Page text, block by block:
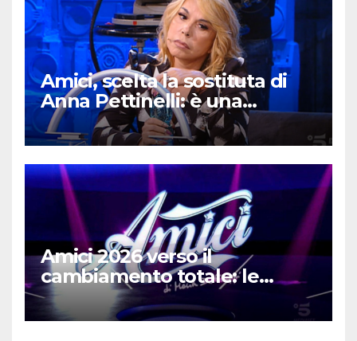
Amici, scelta la sostituta di
Anna Pettinelli: è una
famosa cantante
Amici 2026 verso il
cambiamento totale: le
possibili novità in arrivo